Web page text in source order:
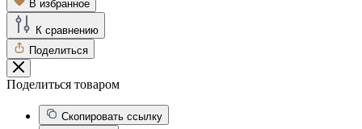
В избранное
К сравнению
Поделиться
Поделиться товаром
Скопировать ссылку